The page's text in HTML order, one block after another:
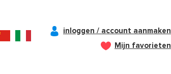
inloggen / account aanmaken
Mijn favorieten